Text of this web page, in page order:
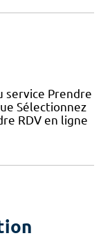
service Prendre
Sélectionnez
RDV en ligne